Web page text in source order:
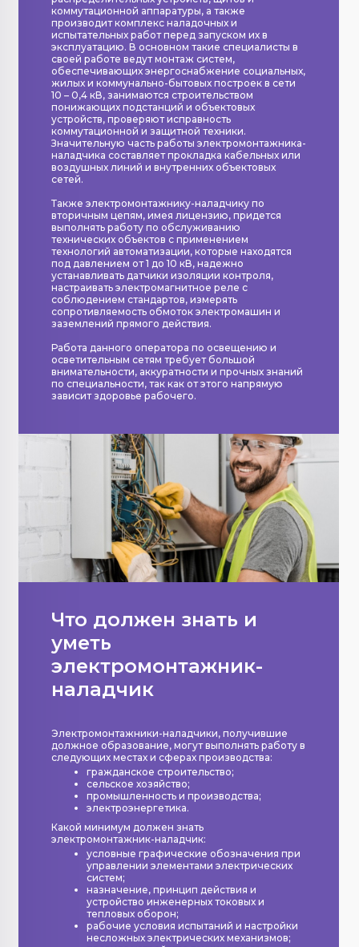
коммутационной аппаратуры, а также
производит комплекс наладочных и
испытательных работ перед запуском их в
эксплуатацию. В основном такие специалисты в
своей работе ведут монтаж систем,
обеспечивающих энергоснабжение социальных,
жилых и коммунально-бытовых построек в сети
10 – 0,4 кВ, занимаются строительством
понижающих подстанций и объектовых
устройств, проверяют исправность
коммутационной и защитной техники.
Значительную часть работы электромонтажника-
наладчика составляет прокладка кабельных или
воздушных линий и внутренних объектовых
сетей.
Также электромонтажнику-наладчику по
вторичным цепям, имея лицензию, придется
выполнять работу по обслуживанию
технических объектов с применением
технологий автоматизации, которые находятся
под давлением от 1 до 10 кВ, надежно
устанавливать датчики изоляции контроля,
настраивать электромагнитное реле с
соблюдением стандартов, измерять
сопротивляемость обмоток электромашин и
заземлений прямого действия.
Работа данного оператора по освещению и
осветительным сетям требует большой
внимательности, аккуратности и прочных знаний
по специальности, так как от этого напрямую
зависит здоровье рабочего.
Что должен знать и
уметь
электромонтажник-
наладчик
Электромонтажники-наладчики, получившие
должное образование, могут выполнять работу в
следующих местах и сферах производства:
гражданское строительство;
сельское хозяйство;
промышленность и производства;
электроэнергетика.
Какой минимум должен знать
электромонтажник-наладчик:
условные графические обозначения при
управлении элементами электрических
систем;
назначение, принцип действия и
устройство инженерных токовых и
тепловых оборон;
рабочие условия испытаний и настройки
несложных электрических механизмов;